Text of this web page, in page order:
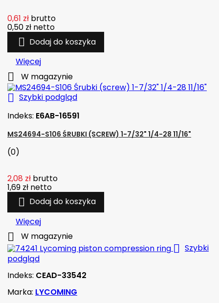
0,61 zł brutto
0,50 zł netto
 Dodaj do koszyka
Więcej
 W magazynie
 Szybki podgląd
Indeks: E6AB-16591
MS24694-S106 ŚRUBKI (SCREW) 1-7/32" 1/4-28 11/16"
(0)
2,08 zł brutto
1,69 zł netto
 Dodaj do koszyka
Więcej
 W magazynie
 Szybki
podgląd
Indeks: CEAD-33542
Marka: LYCOMING